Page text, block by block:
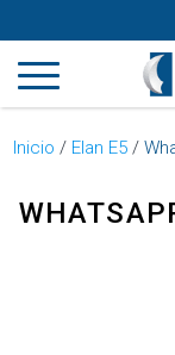
Inicio / Elan E5 /